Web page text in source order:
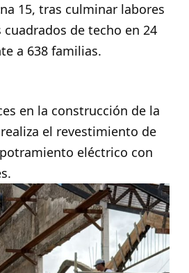
15, tras culminar labores
de techo en 24
a 638 familias.
en la construcción de la
el revestimiento de
eléctrico con